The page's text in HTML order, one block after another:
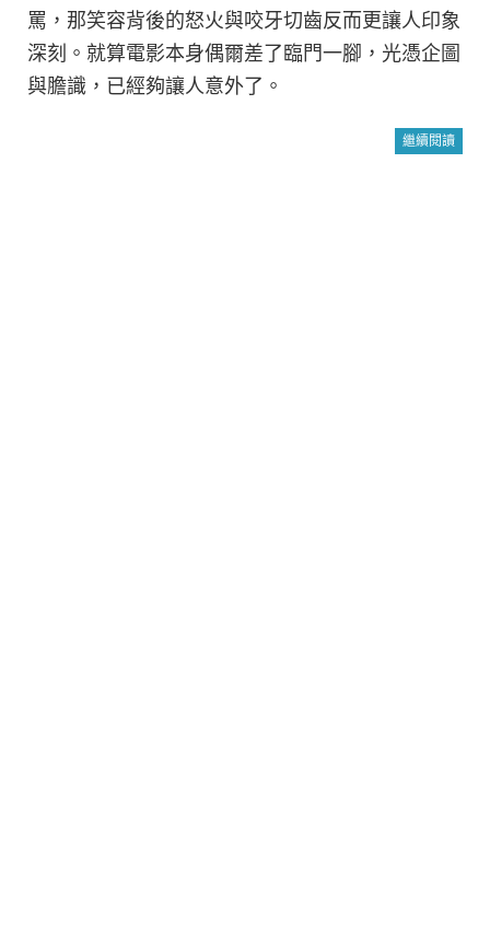
罵，那笑容背後的怒火與咬牙切齒反而更讓人印象
深刻。就算電影本身偶爾差了臨門一腳，光憑企圖
與膽識，已經夠讓人意外了。
繼續閱讀